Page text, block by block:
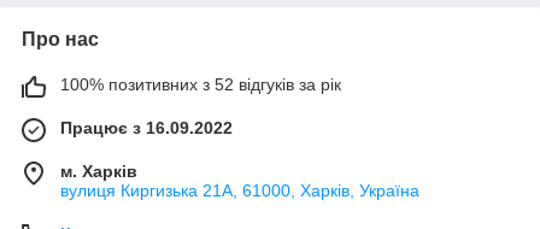
Про нас
100% позитивних з 52 відгуків за рік
Працює з 16.09.2022
м. Харків
вулиця Киргизька 21А, 61000, Харків, Україна